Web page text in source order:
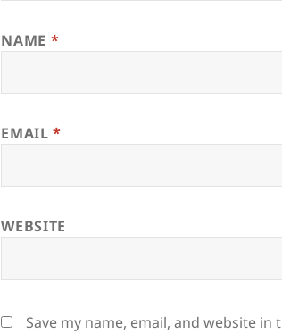
NAME *
EMAIL*
WEBSITE
Save my name, email, and website